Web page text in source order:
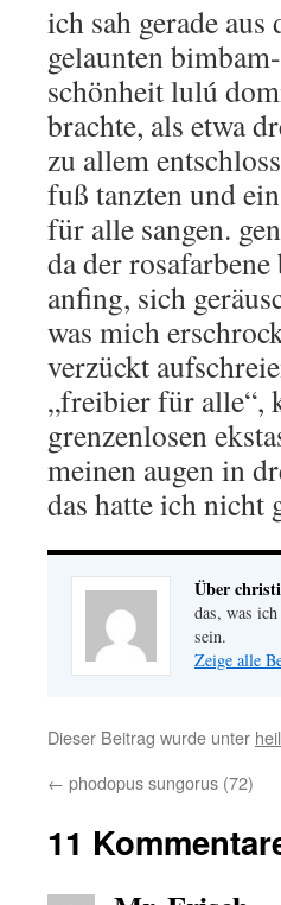
ich sah gerade
gelaunten
schönheit lulú
brachte, als etwa
zu allem
fuß tanzten und
für alle sangen.
da der
anfing, sich
was mich
verzückt
„freibier für alle“,
grenzenlosen
meinen augen in
das hatte ich nicht
Über
das, was
sein.
Zeige alle
Dieser Beitrag wurde unter
← phodopus sungorus (72)
11